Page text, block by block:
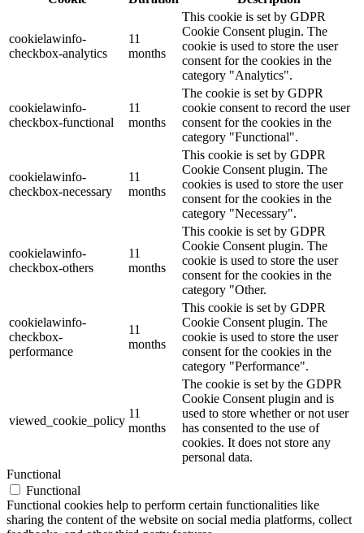
cookielawinfo-
checkbox-analytics
11
months
This cookie is set by GDPR
Cookie Consent plugin. The
cookie is used to store the user
consent for the cookies in the
category "Analytics".
cookielawinfo-
checkbox-functional
11
months
The cookie is set by GDPR
cookie consent to record the user
consent for the cookies in the
category "Functional".
cookielawinfo-
checkbox-necessary
11
months
This cookie is set by GDPR
Cookie Consent plugin. The
cookies is used to store the user
consent for the cookies in the
category "Necessary".
cookielawinfo-
checkbox-others
11
months
This cookie is set by GDPR
Cookie Consent plugin. The
cookie is used to store the user
consent for the cookies in the
category "Other.
cookielawinfo-
checkbox-
performance
11
months
This cookie is set by GDPR
Cookie Consent plugin. The
cookie is used to store the user
consent for the cookies in the
category "Performance".
viewed_cookie_policy
11
months
The cookie is set by the GDPR
Cookie Consent plugin and is
used to store whether or not user
has consented to the use of
cookies. It does not store any
personal data.
Functional
Functional
Functional cookies help to perform certain functionalities like
sharing the content of the website on social media platforms, collect